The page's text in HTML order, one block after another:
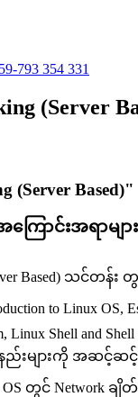
793 354 331
(Server
(Server
ြောင်းအရာများ
Based) သင်တန်
to Linux OS,
Linux Shell and
နည်းများကို အဆင့်ဆ
တွင် Network ချိ